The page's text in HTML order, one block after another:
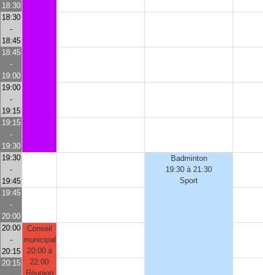
18:30
18:30
-
18:45
18:45
-
19:00
19:00
-
19:15
19:15
-
19:30
19:30
-
19:45
Badminton
19:30 à 21:30
Sport
19:45
-
20:00
20:00
-
20:15
Conseil
municipal
20:00 à
22:00
Réunion
20:15